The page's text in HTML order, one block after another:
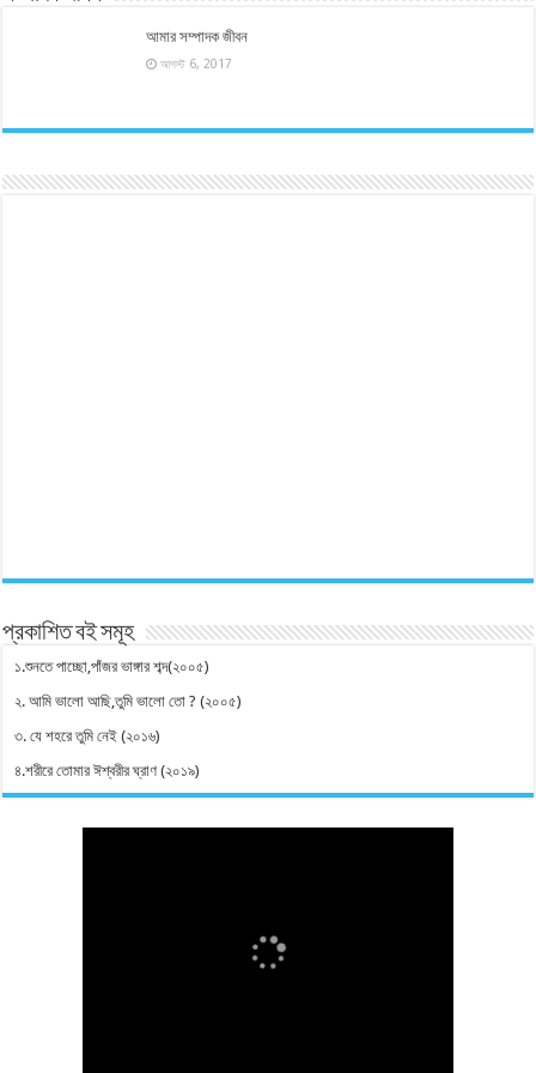
আমার সম্পাদক জীবন
আগস্ট 6, 2017
প্রকাশিত বই সমূহ
১.শুনতে পাচ্ছো,পাঁজর ভাঙ্গার শব্দ(২০০৫)
২. আমি ভালো আছি,তুমি ভালো তো ? (২০০৫)
৩. যে শহরে তুমি নেই (২০১৬)
৪.শরীরে তোমার ঈশ্বরীর ঘ্রাণ (২০১৯)